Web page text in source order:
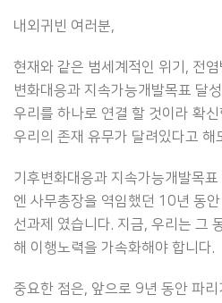
내외귀빈 여러분,
현재와 같은 범세계적인 위기, 전
변화대응과 지속가능개발목표 달
우리를 하나로 연결 할 것이라 확
우리의 존재 유무가 달려있다고 해
기후변화대응과 지속가능개발목
엔 사무총장을 역임했던 10년 동
선과제 였습니다. 지금, 우리는 그
해 이행노력을 가속화해야 합니다.
중요한 점은, 앞으로 9년 동안 파